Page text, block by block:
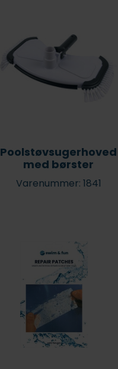
Poolstøvsugerhoved
med børster
Varenummer: 1841